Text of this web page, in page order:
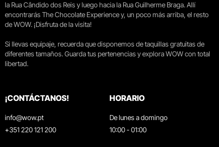
la Rua Cândido dos Reis y luego hacia la Rua Guilherme Braga. Allí
encontrarás The Chocolate Experience y, un poco más arriba, el resto
de WOW. ¡Disfruta de la visita!
Si llevas equipaje, recuerda que disponemos de taquillas gratuitas de
diferentes tamaños. Guarda tus pertenencias y explora WOW con total
libertad.
¡CONTÁCTANOS!
info@wow.pt
+351 220 121 200
HORARIO
De lunes a domingo
10:00 - 01:00